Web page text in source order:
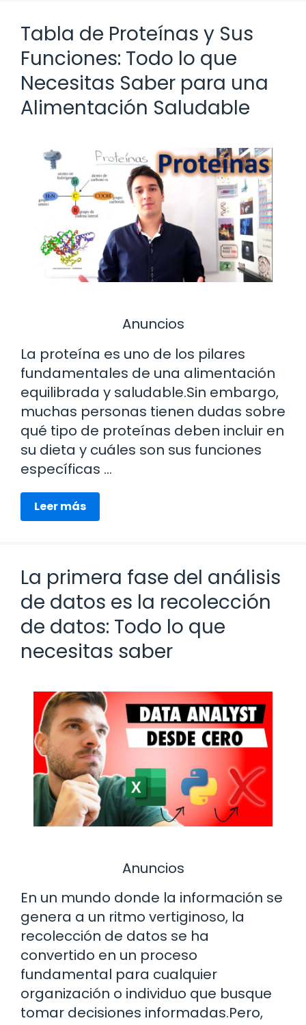
Tabla de Proteínas y Sus
Funciones: Todo lo que
Necesitas Saber para una
Alimentación Saludable
Anuncios
La proteína es uno de los pilares
fundamentales de una alimentación
equilibrada y saludable.Sin embargo,
muchas personas tienen dudas sobre
qué tipo de proteínas deben incluir en
su dieta y cuáles son sus funciones
específicas …
Leer más
La primera fase del análisis
de datos es la recolección
de datos: Todo lo que
necesitas saber
Anuncios
En un mundo donde la información se
genera a un ritmo vertiginoso, la
recolección de datos se ha
convertido en un proceso
fundamental para cualquier
organización o individuo que busque
tomar decisiones informadas.Pero,